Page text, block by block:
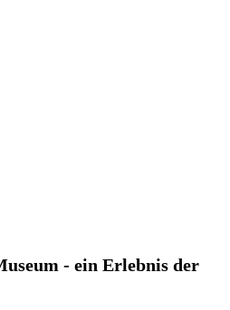
- ein Erlebnis der